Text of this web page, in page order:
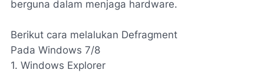
berguna dalam menjaga hardware.
Berikut cara melalukan Defragment
Pada Windows 7/8
1. Windows Explorer